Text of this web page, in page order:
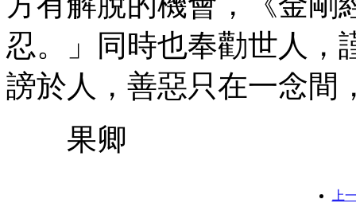
忍。」同時也奉勸世人，
謗於人，善惡只在一念間
果卿
上